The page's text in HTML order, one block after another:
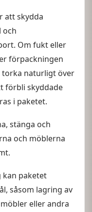
att skydda
och
Om fukt eller
förpackningen
torka naturligt över
förbli skyddade
i paketet.
stänga och
och möblerna
kan paketet
såsom lagring av
eller andra